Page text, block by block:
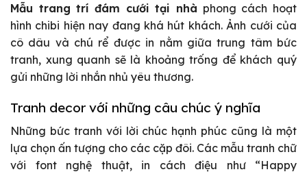
Mẫu trang trí đám cưới tại nhà phong cách hoạt
hình chibi hiện nay đang khá hút khách. Ảnh cưới của
cô dâu và chú rể được in nằm giữa trung tâm bức
tranh, xung quanh sẽ là khoảng trống để khách quý
gửi những lời nhắn nhủ yêu thương.
Tranh decor với những câu chúc ý nghĩa
Những bức tranh với lời chúc hạnh phúc cũng là một
lựa chọn ấn tượng cho các cặp đôi. Các mẫu tranh chữ
với font nghệ thuật, in cách điệu như “Happy